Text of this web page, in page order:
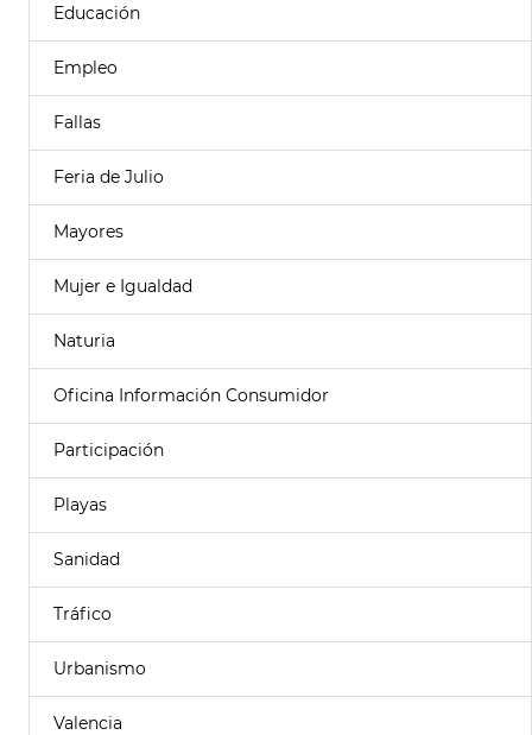
Educación
Empleo
Fallas
Feria de Julio
Mayores
Mujer e Igualdad
Naturia
Oficina Información Consumidor
Participación
Playas
Sanidad
Tráfico
Urbanismo
Valencia